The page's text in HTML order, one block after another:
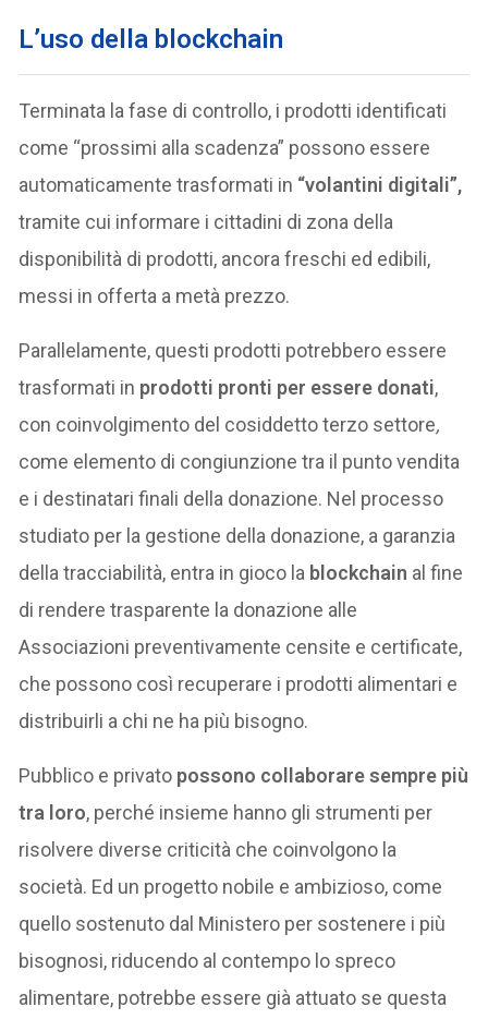
L’uso della blockchain
Terminata la fase di controllo, i prodotti identificati
come “prossimi alla scadenza” possono essere
automaticamente trasformati in “volantini digitali”,
tramite cui informare i cittadini di zona della
disponibilità di prodotti, ancora freschi ed edibili,
messi in offerta a metà prezzo.
Parallelamente, questi prodotti potrebbero essere
trasformati in prodotti pronti per essere donati,
con coinvolgimento del cosiddetto terzo settore,
come elemento di congiunzione tra il punto vendita
e i destinatari finali della donazione. Nel processo
studiato per la gestione della donazione, a garanzia
della tracciabilità, entra in gioco la blockchain al fine
di rendere trasparente la donazione alle
Associazioni preventivamente censite e certificate,
che possono così recuperare i prodotti alimentari e
distribuirli a chi ne ha più bisogno.
Pubblico e privato possono collaborare sempre più
tra loro, perché insieme hanno gli strumenti per
risolvere diverse criticità che coinvolgono la
società. Ed un progetto nobile e ambizioso, come
quello sostenuto dal Ministero per sostenere i più
bisognosi, riducendo al contempo lo spreco
alimentare, potrebbe essere già attuato se questa